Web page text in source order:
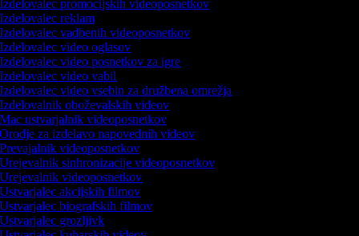
promocijskih videoposnetkov
reklam
vadbenih videoposnetkov
video oglasov
video posnetkov za igre
video vabil
video vsebin za družbena omrežja
oboževalskih videov
ustvarjalnik videoposnetkov
za izdelavo napovednih videov
videoposnetkov
sinhronizacije videoposnetkov
videoposnetkov
akcijskih filmov
biografskih filmov
grozljivk